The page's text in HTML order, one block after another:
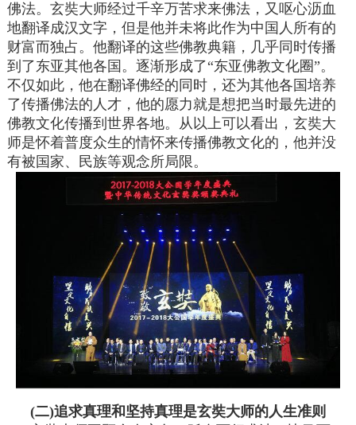
佛法。玄奘大师经过千辛万苦求来佛法，又呕心沥血
地翻译成汉文字，但是他并未将此作为中国人所有的
财富而独占。他翻译的这些佛教典籍，几乎同时传播
到了东亚其他各国。逐渐形成了“东亚佛教文化圈”。
不仅如此，他在翻译佛经的同时，还为其他各国培养
了传播佛法的人才，他的愿力就是想把当时最先进的
佛教文化传播到世界各地。从以上可以看出，玄奘大
师是怀着普度众生的情怀来传播佛教文化的，他并没
有被国家、民族等观念所局限。
(二)追求真理和坚持真理是玄奘大师的人生准则